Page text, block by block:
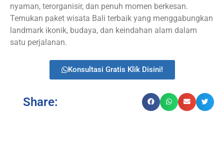
nyaman, terorganisir, dan penuh momen berkesan.
Temukan paket wisata Bali terbaik yang menggabungkan
landmark ikonik, budaya, dan keindahan alam dalam
satu perjalanan.
Konsultasi Gratis Klik Disini!
Share: